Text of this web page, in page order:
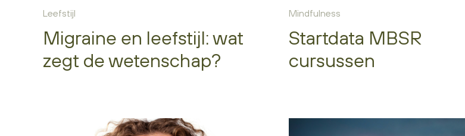
Leefstijl
Migraine en leefstijl: wat
zegt de wetenschap?
Mindfulness
Startdata MBSR
cursussen